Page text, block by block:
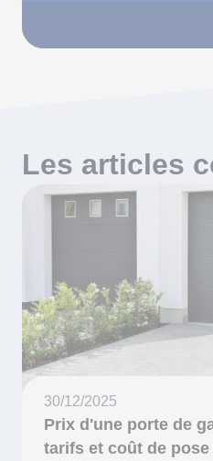
Les articles
30/12/2025
Prix d'une porte de
tarifs et coût de pose